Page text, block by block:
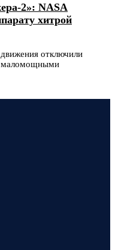
2»: NASA
хитрой
отключили
маломощными